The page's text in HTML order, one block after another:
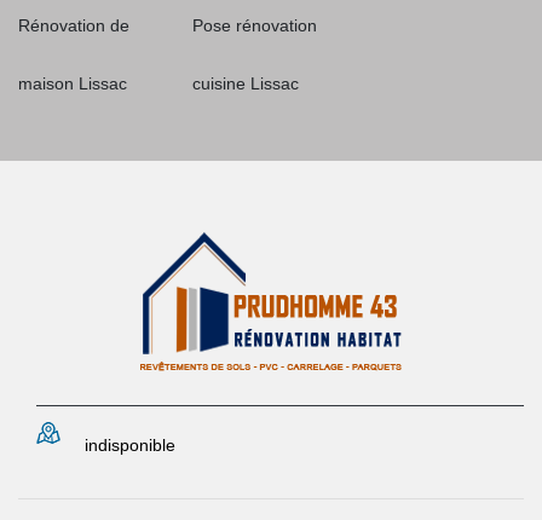
Rénovation de
maison Lissac
Pose rénovation
cuisine Lissac
indisponible